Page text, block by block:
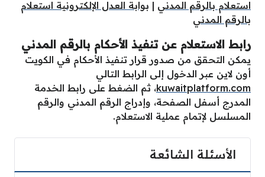
استعلام بالرقم المدني | بوابة العدل الإلكترونية استعلام
بالرقم المدني
رابط الاستعلام عن تنفيذ الأحكام بالرقم المدني
يمكن التحقق من صدور قرار تنفيذ الأحكام في الكويت
أون لاين عبر الدخول إلى الرابط التالي
kuwaitplatform.com، ثم الضغط على رابط الخدمة
المدرج أسفل الصفحة، وإدراج الرقم المدني والرقم
المسلسل لإتمام عملية الاستعلام.
الأسئلة الشائعة